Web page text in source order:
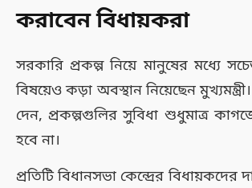
করাবেন বিধায়করা
সরকারি প্রকল্প নিয়ে মানুষের মধ্যে
বিষয়েও কড়া অবস্থান নিয়েছেন
দেন, প্রকল্পগুলির সুবিধা শুধুমাত্র
হবে না।
প্রতিটি বিধানসভা কেন্দ্রের বিধায়কদের